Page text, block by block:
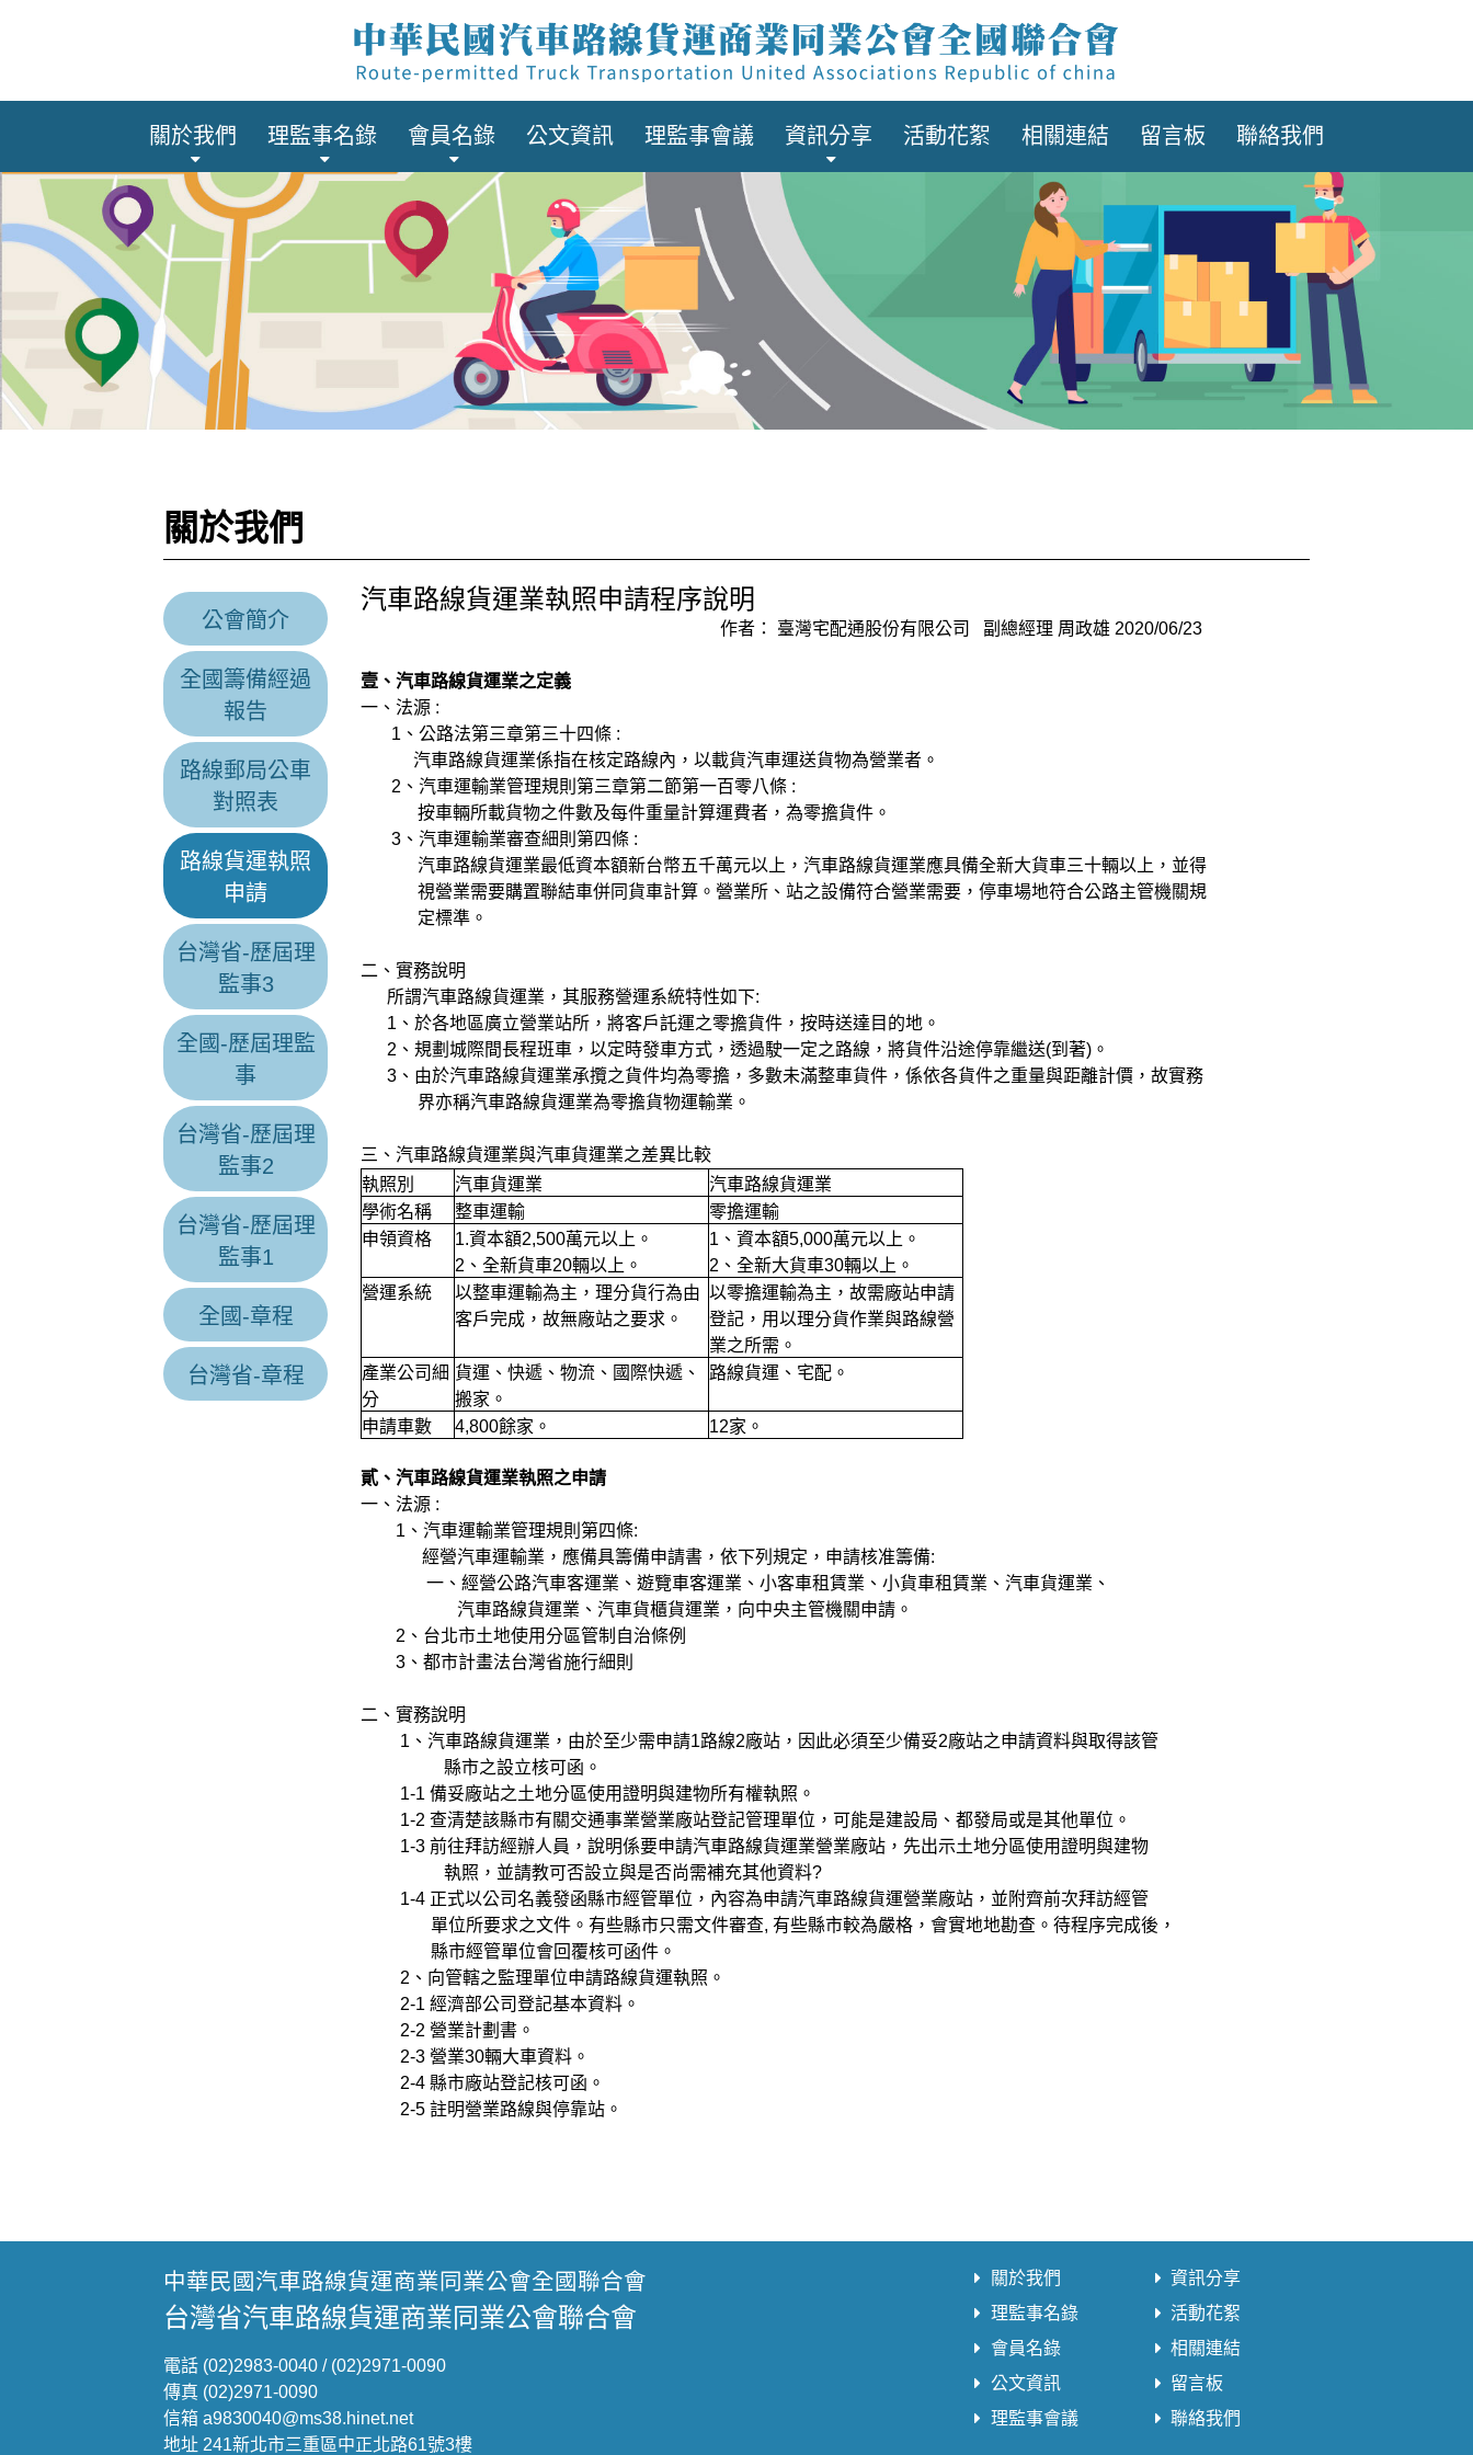
關於我們 理監事名錄 會員名錄 公文資訊 理監事會議 資訊分享 活動花絮 相關連結 留言板 聯絡我們
關於我們
公會簡介
全國籌備經過
報告
路線郵局公車
對照表
路線貨運執照
申請
台灣省-歷屆理
監事3
全國-歷屆理監
事
台灣省-歷屆理
監事2
台灣省-歷屆理
監事1
全國-章程
台灣省-章程
汽車路線貨運業執照申請程序說明
作者： 臺灣宅配通股份有限公司 副總經理 周政雄 2020/06/23
壹、汽車路線貨運業之定義
一、法源 :
1、公路法第三章第三十四條 :
汽車路線貨運業係指在核定路線內，以載貨汽車運送貨物為營業者。
2、汽車運輸業管理規則第三章第二節第一百零八條 :
按車輛所載貨物之件數及每件重量計算運費者，為零擔貨件。
3、汽車運輸業審查細則第四條 :
汽車路線貨運業最低資本額新台幣五千萬元以上，汽車路線貨運業應具備全新大貨車三十輛以上，並得
視營業需要購置聯結車併同貨車計算。營業所、站之設備符合營業需要，停車場地符合公路主管機關規
定標準。
二、實務說明
所謂汽車路線貨運業，其服務營運系統特性如下:
1、於各地區廣立營業站所，將客戶託運之零擔貨件，按時送達目的地。
2、規劃城際間長程班車，以定時發車方式，透過駛一定之路線，將貨件沿途停靠繼送(到著)。
3、由於汽車路線貨運業承攬之貨件均為零擔，多數未滿整車貨件，係依各貨件之重量與距離計價，故實務
界亦稱汽車路線貨運業為零擔貨物運輸業。
三、汽車路線貨運業與汽車貨運業之差異比較
執照別
汽車貨運業
汽車路線貨運業
學術名稱
整車運輸
零擔運輸
申領資格
1.資本額2,500萬元以上。
2、全新貨車20輛以上。
1、資本額5,000萬元以上。
2、全新大貨車30輛以上。
營運系統
以整車運輸為主，理分貨行為由
客戶完成，故無廠站之要求。
以零擔運輸為主，故需廠站申請
登記，用以理分貨作業與路線營
業之所需。
產業公司細
分
貨運、快遞、物流、國際快遞、
搬家。
路線貨運、宅配。
申請車數 4,800餘家。 12家。
貳、汽車路線貨運業執照之申請
一、法源 :
1、汽車運輸業管理規則第四條:
經營汽車運輸業，應備具籌備申請書，依下列規定，申請核准籌備:
一、經營公路汽車客運業、遊覽車客運業、小客車租賃業、小貨車租賃業、汽車貨運業、
汽車路線貨運業、汽車貨櫃貨運業，向中央主管機關申請。
2、台北市土地使用分區管制自治條例
3、都市計畫法台灣省施行細則
二、實務說明
1、汽車路線貨運業，由於至少需申請1路線2廠站，因此必須至少備妥2廠站之申請資料與取得該管
縣市之設立核可函。
1-1 備妥廠站之土地分區使用證明與建物所有權執照。
1-2 查清楚該縣市有關交通事業營業廠站登記管理單位，可能是建設局、都發局或是其他單位。
1-3 前往拜訪經辦人員，說明係要申請汽車路線貨運業營業廠站，先出示土地分區使用證明與建物
執照，並請教可否設立與是否尚需補充其他資料?
1-4 正式以公司名義發函縣市經管單位，內容為申請汽車路線貨運營業廠站，並附齊前次拜訪經管
單位所要求之文件。有些縣市只需文件審查, 有些縣市較為嚴格，會實地地勘查。待程序完成後，
縣市經管單位會回覆核可函件。
2、向管轄之監理單位申請路線貨運執照。
2-1 經濟部公司登記基本資料。
2-2 營業計劃書。
2-3 營業30輛大車資料。
2-4 縣市廠站登記核可函。
2-5 註明營業路線與停靠站。
中華民國汽車路線貨運商業同業公會全國聯合會
台灣省汽車路線貨運商業同業公會聯合會
電話 (02)2983-0040 / (02)2971-0090
傳真 (02)2971-0090
信箱 a9830040@ms38.hinet.net
地址 241新北市三重區中正北路61號3樓
關於我們
理監事名錄
會員名錄
公文資訊
理監事會議
資訊分享
活動花絮
相關連結
留言板
聯絡我們